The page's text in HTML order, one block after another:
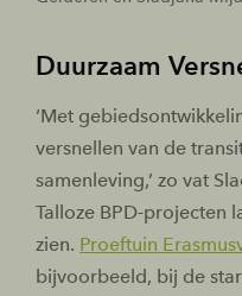
Duurzaam
‘Met
versnellen van de
samenleving,’ zo vat
Talloze BPD-projecten
zien. Proeftuin
bijvoorbeeld, bij de